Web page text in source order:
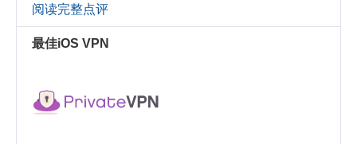
阅读完整点评
最佳iOS VPN